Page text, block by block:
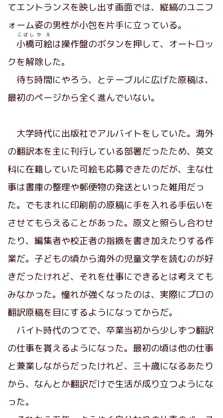
てエントランスを映し出す画面では、縦縞のユニフ
ォーム姿の男性が小包を片手に立っている。
小橋
こばし
可絵
かえ
は操作盤のボタンを押して、オートロッ
クを解除した。
待ち時間にやろう、とテーブルに広げた原稿は、
最初のページから全く進んでいない。
大学時代に出版社でアルバイトをしていた。海外
の翻訳本を主に刊行している部署だったため、英文
科に在籍していた可絵も応募できたのだが、主な仕
事は書庫の整理や郵便物の発送といった雑用だっ
た。でもまれに印刷前の原稿に手を入れる手伝いを
させてもらえることがあった。原文と照らし合わせ
たり、編集者や校正者の指摘を書き加えたりする作
業だ。子どもの頃から海外の児童文学を読むのが好
きだったけれど、それを仕事にできるとは考えても
みなかった。憧れが強くなったのは、実際にプロの
翻訳原稿を目にするようになってからだ。
バイト時代のつてで、卒業当初から少しずつ翻訳
の仕事を貰えるようになった。最初の頃は他の仕事
と兼業しながらだったけれど、三十歳になるあたり
から、なんとか翻訳だけで生活が成り立つようにな
った。